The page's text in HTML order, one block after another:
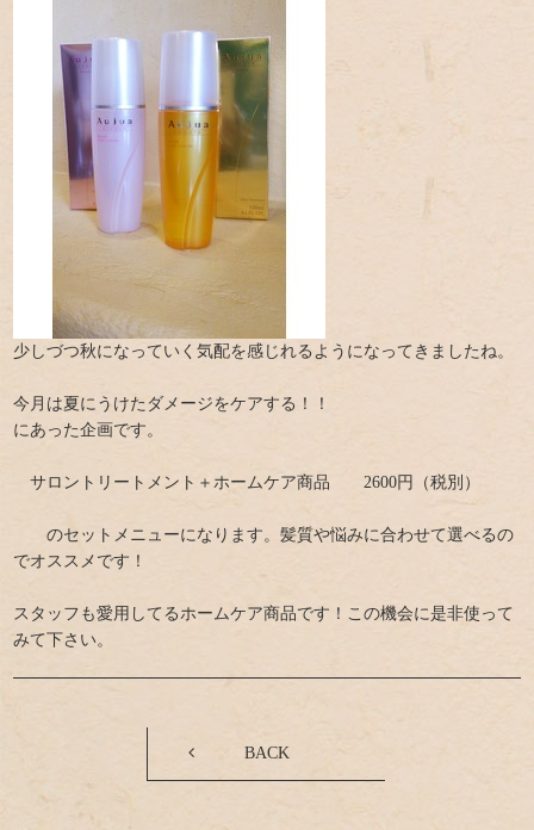
少しづつ秋になっていく気配を感じれるようになってきましたね。
今月は夏にうけたダメージをケアする！！
にあった企画です。
サロントリートメント＋ホームケア商品 2600円（税別）
のセットメニューになります。髪質や悩みに合わせて選べるの
でオススメです！
スタッフも愛用してるホームケア商品です！この機会に是非使って
みて下さい。
BACK